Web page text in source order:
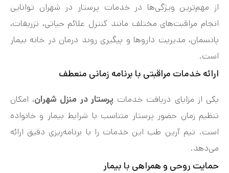
از مهم‌ترین ویژگی‌ها در خدمات پرستار در شهران توانایی
انجام مراقبت‌های مختلف مانند کنترل علائم حیاتی، تزریقات،
پانسمان، مدیریت داروها و پیگیری روند درمان در خانه بیمار
است.
ارائه خدمات مراقبتی با برنامه زمانی منعطف
یکی از مزایای دریافت خدمات پرستار در منزل شهران، امکان
تنظیم زمان حضور پرستار متناسب با شرایط بیمار و خانواده
است. تیم آرین طب این خدمات را با برنامه‌ریزی دقیق ارائه
می‌دهد.
حمایت روحی و همراهی با بیمار